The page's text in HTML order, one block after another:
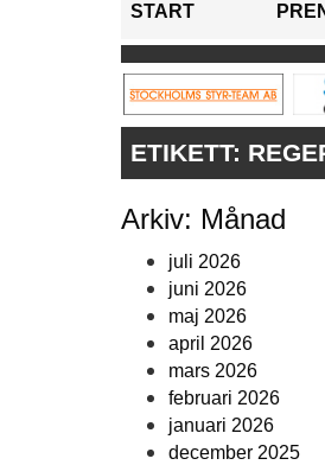
START
ETIKETT:
Arkiv: Månad
juli 2026
juni 2026
maj 2026
april 2026
mars 2026
februari 2026
januari 2026
december 2025